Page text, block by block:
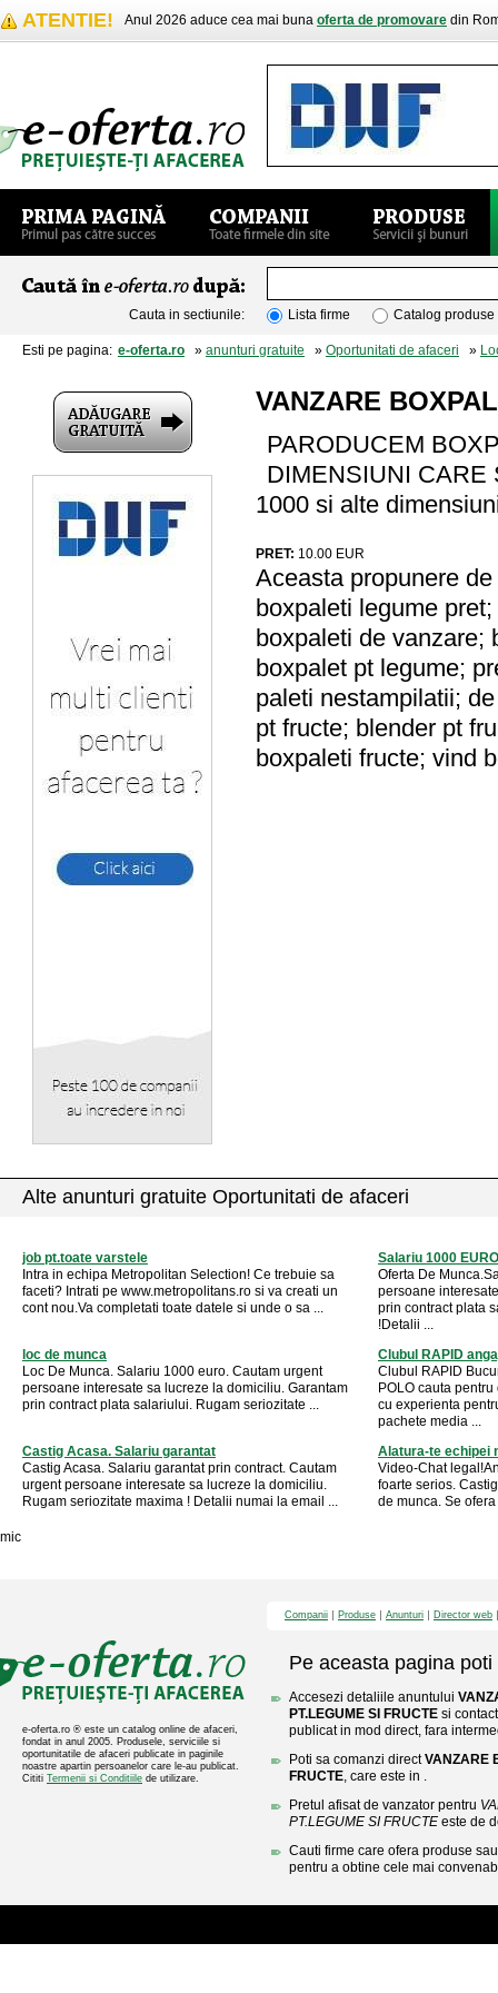
ATENTIE! Anul 2026 aduce cea mai buna oferta de promovare din
Cauta in sectiunile: Lista firme Catalog produse
Esti pe pagina: e-oferta.ro » anunturi gratuite » Oportunitati de afaceri »
VANZARE
PARODUCEM
DIMENSIUNI CARE
1000 si alte
PRET: 10.00 EUR
Aceasta propunere
boxpaleti legume
boxpaleti de vanzare;
boxpalet pt legume;
paleti nestampilatii;
pt fructe; blender pt
boxpaleti fructe; vind
Alte anunturi gratuite Oportunitati de afaceri
job pt.toate varstele
Intra in echipa Metropolitan Selection! Ce trebuie sa
faceti? Intrati pe www.metropolitans.ro si va creati un
cont nou.Va completati toate datele si unde o sa ...
Salariu 1000
Oferta De
persoane
prin contract plata
!Detalii ...
loc de munca
Loc De Munca. Salariu 1000 euro. Cautam urgent
persoane interesate sa lucreze la domiciliu. Garantam
prin contract plata salariului. Rugam seriozitate ...
Clubul RAPID
Clubul RAPID
POLO cauta
cu experienta
pachete media ...
Castig Acasa. Salariu garantat
Castig Acasa. Salariu garantat prin contract. Cautam
urgent persoane interesate sa lucreze la domiciliu.
Rugam seriozitate maxima ! Detalii numai la email ...
Alatura-te echipei
Video-Chat
foarte serios.
de munca. Se
mic
e-oferta.ro ® este un catalog online de afaceri,
fondat in anul 2005. Produsele, serviciile si
oportunitatile de afaceri publicate in paginile
noastre apartin persoanelor care le-au publicat.
Cititi Termenii si Conditiile de utilizare.
Companii Produse Anunturi Director web
Pe aceasta pagina poti
Accesezi detaliile anuntului
PT.LEGUME SI FRUCTE si
publicat in mod direct, fara
Poti sa comanzi directVANZARE
FRUCTE, care este in .
Pretul afisat de vanzator pentru
PT.LEGUME SI FRUCTE este de
Cauti firme care ofera produse
pentru a obtine cele mai